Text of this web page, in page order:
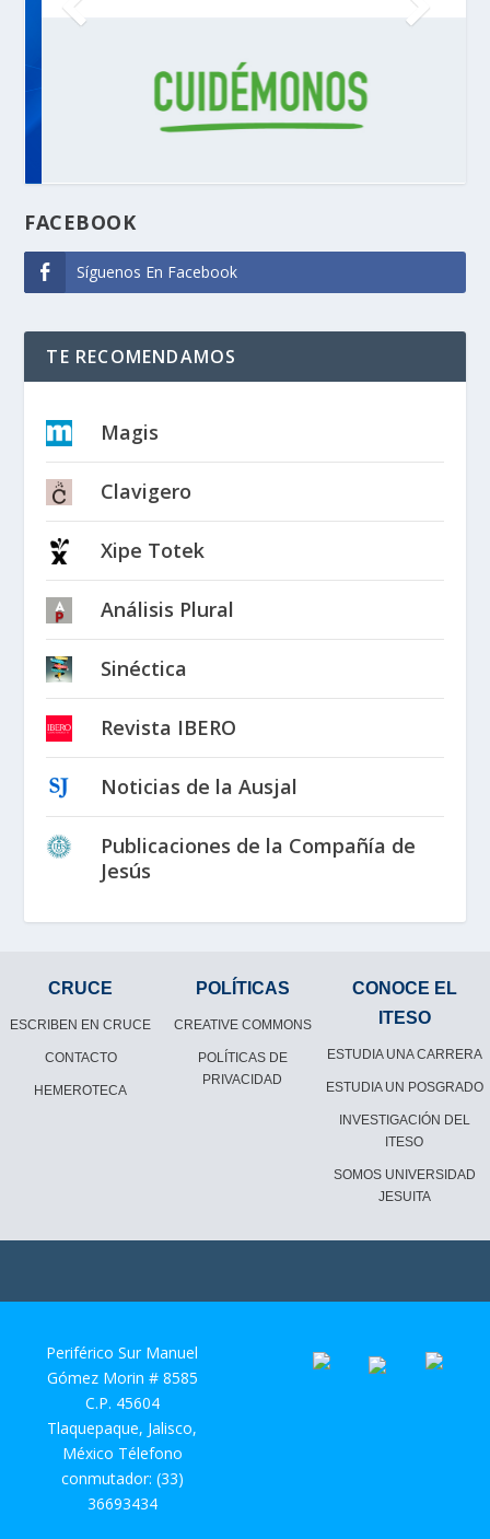
FACEBOOK
Síguenos En Facebook
TE RECOMENDAMOS
Magis
Clavigero
Xipe Totek
Análisis Plural
Sinéctica
Revista IBERO
Noticias de la Ausjal
Publicaciones de la Compañía de
Jesús
CRUCE
ESCRIBEN EN CRUCE
CONTACTO
HEMEROTECA
POLÍTICAS
CREATIVE COMMONS
POLÍTICAS DE
PRIVACIDAD
CONOCE EL
ITESO
ESTUDIA UNA CARRERA
ESTUDIA UN POSGRADO
INVESTIGACIÓN DEL
ITESO
SOMOS UNIVERSIDAD
JESUITA
Periférico Sur Manuel
Gómez Morin # 8585
C.P. 45604
Tlaquepaque, Jalisco,
México Télefono
conmutador: (33)
36693434